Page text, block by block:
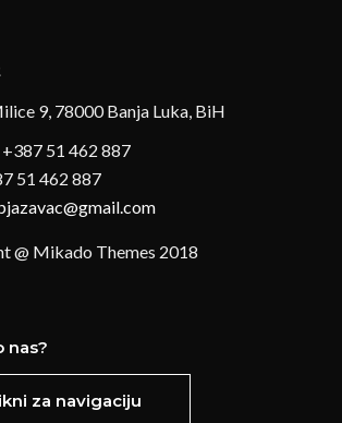
9, 78000 Banja Luka, BiH
+387 51 462 887
51 462 887
@ Mikado Themes 2018
nas?
za navigaciju